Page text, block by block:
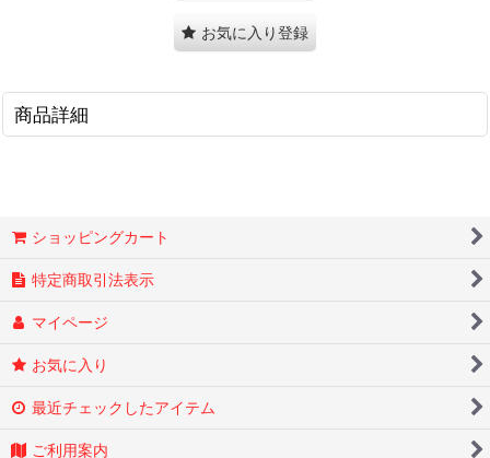
お気に入り登録
商品詳細
ショッピングカート
特定商取引法表示
マイページ
お気に入り
最近チェックしたアイテム
ご利用案内